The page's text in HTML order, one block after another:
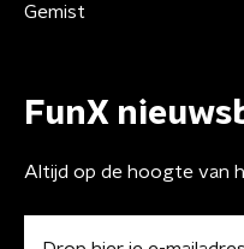
Gemist
FunX
Altijd op de hoogte van